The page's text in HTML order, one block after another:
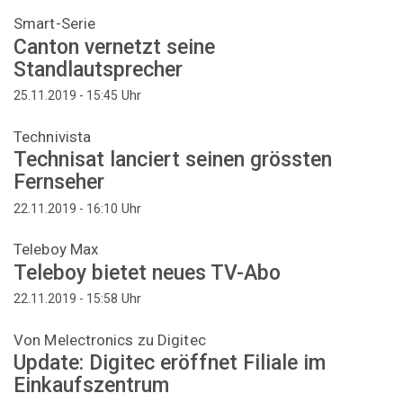
Smart-Serie
Canton vernetzt seine
Standlautsprecher
25.11.2019 - 15:45 Uhr
Technivista
Technisat lanciert seinen grössten
Fernseher
22.11.2019 - 16:10 Uhr
Teleboy Max
Teleboy bietet neues TV-Abo
22.11.2019 - 15:58 Uhr
Von Melectronics zu Digitec
Update: Digitec eröffnet Filiale im
Einkaufszentrum